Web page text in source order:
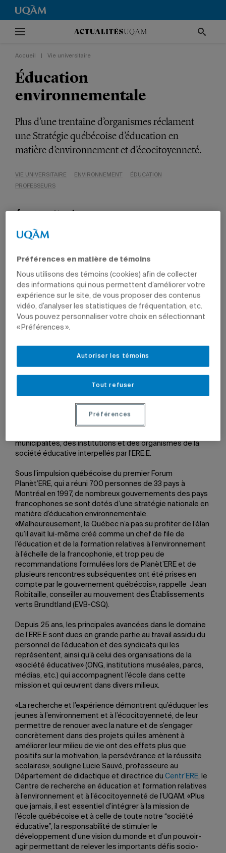
Accueil Vie universitaire
Éducation
environnementale
Plus d’une trentaine d’organismes réclament
une Stratégie québécoise d’éducation en
matière d’environnement et d’écocitoyenneté.
VIE UNIVERSITAIRE ENVIRONNEMENT
ÉDUCATION
PROFESSEURS
27 juin 2017 à 10 h 06
À l’occasion de la 6
édition du Forum francophone
international
Planèt’ERE
mobilisation et réclament l’adoption par le gouvernement
relative à l’environnement et à l’écocitoyenneté (ERE.E).
d’une éducation relative à l’environnement et à
l’écocitoyenneté dans le système éducatif québécois
comme dans l’ensemble de notre société. Elle vise une
municipalités, des institutions et des organismes de la
société éducative interpellés par l’ERE.E.
Sous l’impulsion québécoise du premier Forum
Planèt’ERE, qui a réuni 700 personnes de 33 pays à
Montréal en 1997, de nombreux gouvernements des pays
francophones se sont dotés d’une stratégie nationale en
matière d’éducation environnementale.
«Malheureusement, le Québec n’a pas su profiter de l’élan
qu’il avait lui-même créé comme un chef de file de
l’éducation et de la formation relatives à l’environnement
à l’échelle de la francophonie, et trop peu de
recommandations formulées lors de Planèt’ERE et de
plusieurs rencontres subséquentes ont été prises en
compte par le gouvernement québécois», rappelle Jean
Robitaille, conseiller au mouvement des Établissements
verts Brundtland (EVB-CSQ).
Depuis 25 ans, les principales avancées dans le domaine
de l’ERE.E sont dues en grande partie au travail assidu du
personnel de l’éducation et des syndicats qui les
représentent, ainsi qu’à celui des organisations de la
«société éducative» (ONG, institutions muséales, parcs,
médias, etc.) qui accompagnent l’école dans cette
mission et qui œuvrent dans divers milieux.
«La recherche et l’expérience démontrent qu’éduquer les
jeunes à l’environnement et à l’écocitoyenneté, de leur
permettre de renouer avec la nature et de s’engager
concrètement dans des projets qui les amènent à
améliorer leur milieu de vie ont des effets plus que
positifs sur la motivation, la persévérance et la réussite
scolaires», souligne Lucie Sauvé, professeure au
Département de didactique et directrice du Centr’ERE, le
Centre de recherche en éducation et formation relatives
à l’environnement et à l’écocitoyenneté de l’UQAM. «Plus
que jamais, il est essentiel d’intégrer à la mission de
l’école québécoise et à celle de toute notre “société
éducative”, la responsabilité de stimuler le
développement d’une vision du monde et d’un pouvoir-
agir permettant de relever les importants défis socio-
Préférences en matière de témoins
Nous utilisons des témoins (cookies) afin de collecter
des informations qui nous permettent d’améliorer votre
expérience sur le site, de vous proposer des contenus
vidéo, d’analyser les statistiques de fréquentation, etc.
Vous pouvez personnaliser votre choix en sélectionnant
« Préférences ».
Tout refuser
Autoriser les témoins
Préférences